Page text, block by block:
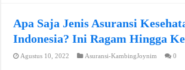
Apa Saja Jenis Asuransi
Indonesia? Ini Ragam Hingga
Agustus 10, 2022 Asuransi-KambingJoynim 0